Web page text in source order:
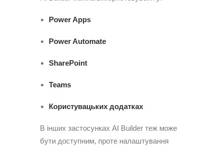
Power Apps
Power Automate
SharePoint
Teams
Користувацьких додатках
В інших застосунках AI Builder теж може
бути доступним, проте налаштування